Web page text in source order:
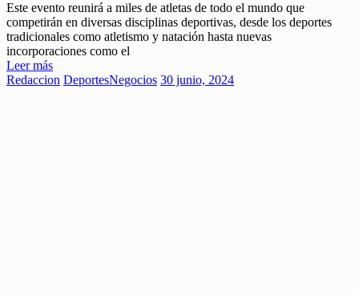
Este evento reunirá a miles de atletas de todo el mundo que
competirán en diversas disciplinas deportivas, desde los deportes
tradicionales como atletismo y natación hasta nuevas
incorporaciones como el
Leer más
Redaccion DeportesNegocios 30 junio, 2024